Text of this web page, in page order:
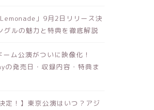
」9月2日リリース決
ルの魅力と特典を徹底解説
ーム公演がついに映像化！
の発売日・収録内容・特典ま
定！】東京公演はいつ？アジ